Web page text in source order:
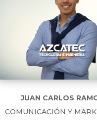
JUAN CARLOS
COMUNICACIÓN Y